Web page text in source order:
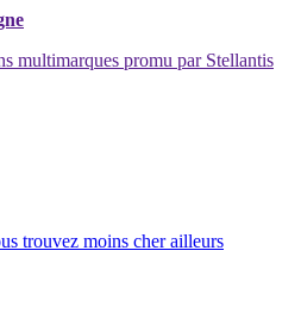
multimarques promu par Stellantis
trouvez moins cher ailleurs